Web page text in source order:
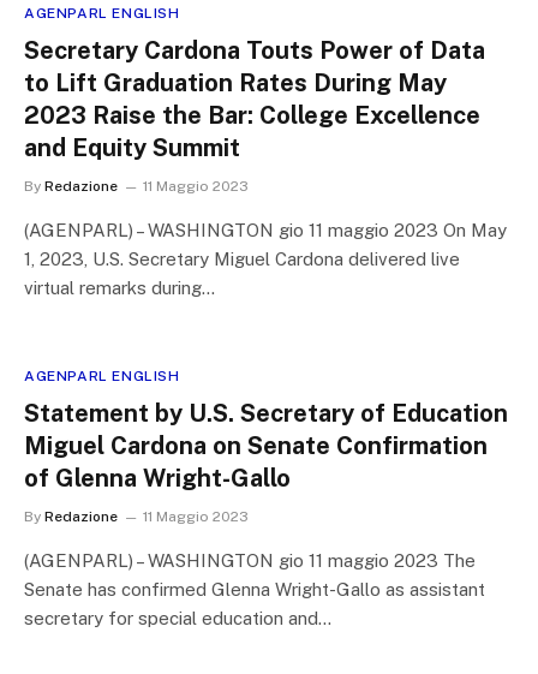
AGENPARL ENGLISH
Secretary Cardona Touts Power of Data
to Lift Graduation Rates During May
2023 Raise the Bar: College Excellence
and Equity Summit
By Redazione 11 Maggio 2023
(AGENPARL) – WASHINGTON gio 11 maggio 2023 On May
1, 2023, U.S. Secretary Miguel Cardona delivered live
virtual remarks during…
AGENPARL ENGLISH
Statement by U.S. Secretary of Education
Miguel Cardona on Senate Confirmation
of Glenna Wright-Gallo
By Redazione 11 Maggio 2023
(AGENPARL) – WASHINGTON gio 11 maggio 2023 The
Senate has confirmed Glenna Wright-Gallo as assistant
secretary for special education and…